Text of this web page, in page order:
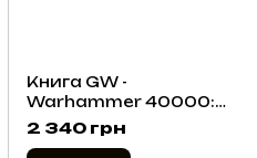
Книга GW -
Warhammer 40000:
Codex - Genestealer
Cults (English)
2 340 грн